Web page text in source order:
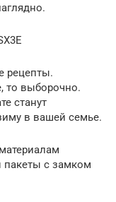
рецепты.
то выборочно.
станут
в вашей семье.
пакеты с замком